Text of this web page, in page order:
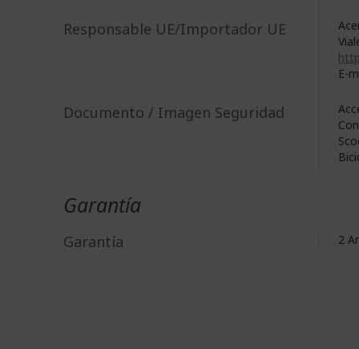
Responsable UE/Importador UE
E-
Documento / Imagen Seguridad
Garantía
Garantía 2